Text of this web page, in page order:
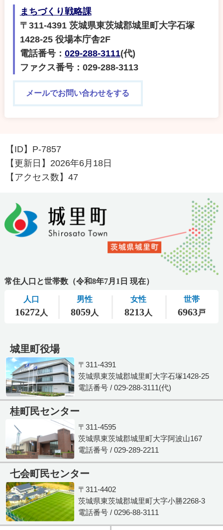
まちづくり戦略課
〒311-4391 茨城県東茨城郡城里町大字石塚
1428-25 役場本庁舎2F
電話番号： 029-288-3111(代)
ファクス番号：029-288-3113
メールでお問い合わせをする
【ID】 P-7857
【更新日】 2026年6月18日
【アクセス数】47
城里町役場
〒311-4391
茨城県東茨城郡城里町大字石塚1428-25
電話番号 / 029-288-3111(代)
桂町民センター
〒311-4595
茨城県東茨城郡城里町大字阿波山167
電話番号 / 029-289-2211
七会町民センター
〒311-4402
茨城県東茨城郡城里町大字小勝2268-3
電話番号 / 0296-88-3111